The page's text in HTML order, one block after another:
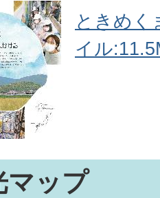
ときめ
イル
マップ